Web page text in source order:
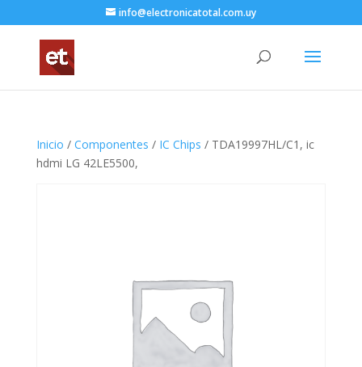
info@electronicatotal.com.uy
Inicio / Componentes / IC Chips / TDA19997HL/C1, ic
hdmi LG 42LE5500,